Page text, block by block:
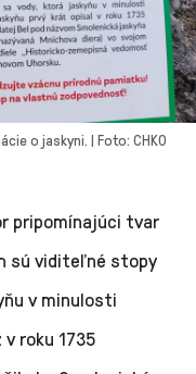
o jaskyni. | Foto: CHKO
pripomínajúci tvar
sú viditeľné stopy
v minulosti
roku 1735